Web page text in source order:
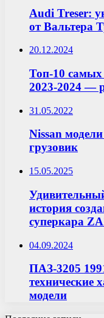
Audi Treser:
от Вальтера
20.12.2024
Топ-10
2023-2024 —
31.05.2022
Nissan
грузовик
15.05.2025
история
суперкара
04.09.2024
ПАЗ-3205
технические
модели